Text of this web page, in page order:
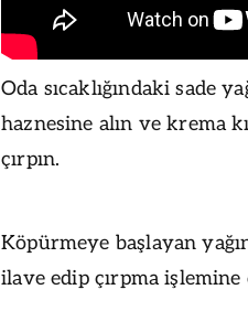
Oda sıcaklığındaki sade
haznesine alın ve krema
çırpın.
Köpürmeye başlayan
ilave edip çırpma işlemine